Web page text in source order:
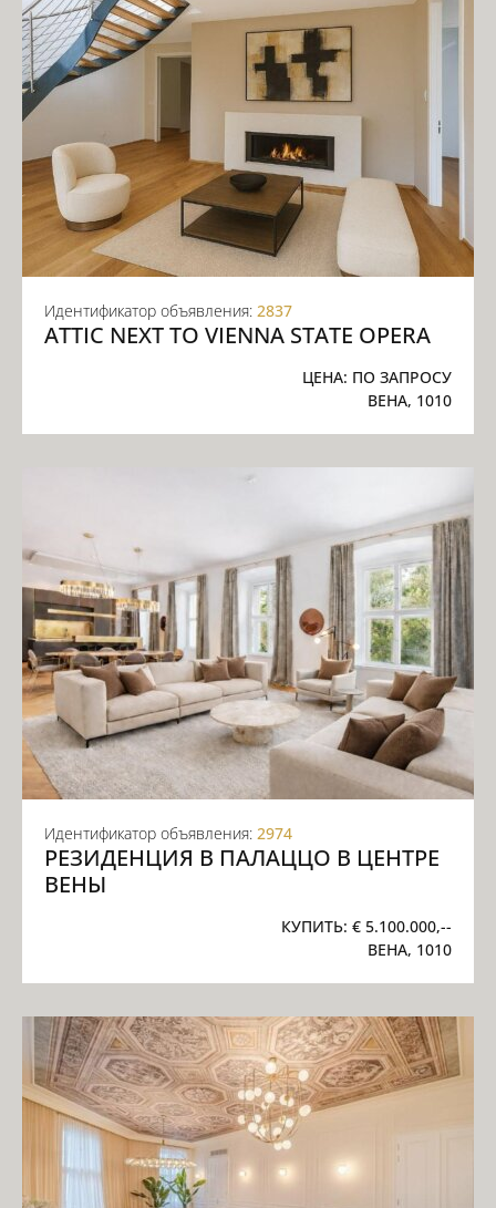
Идентификатор объявления: 2837
ATTIC NEXT TO VIENNA STATE OPERA
ЦЕНА: ПО ЗАПРОСУ
ВЕНА, 1010
Идентификатор объявления: 2974
РЕЗИДЕНЦИЯ В ПАЛАЦЦО В ЦЕНТРЕ
ВЕНЫ
КУПИТЬ: € 5.100.000,--
ВЕНА, 1010